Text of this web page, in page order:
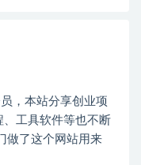
，本站分享创业项
、工具软件等也不断
做了这个网站用来